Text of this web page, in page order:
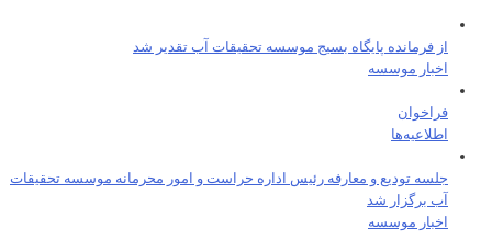
از فرمانده پایگاه بسیج موسسه تحقیقات آب تقدیر شد
اخبار موسسه
فراخوان
اطلاعیه‌ها
جلسه تودیع و معارفه رئیس اداره حراست و امور محرمانه موسسه تحقیقات
آب برگزار شد
اخبار موسسه